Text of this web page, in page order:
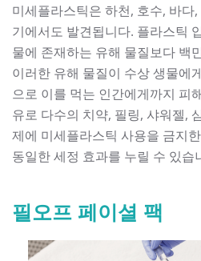
미세플라스틱은 하천, 호수, 바다
기에서도 발견됩니다. 플라스틱
물에 존재하는 유해 물질보다 백
이러한 유해 물질이 수상 생물에
으로 이를 먹는 인간에게까지 피
유로 다수의 치약, 필링, 샤워젤,
제에 미세플라스틱 사용을 금지
동일한 세정 효과를 누릴 수 있습
필오프 페이셜 팩